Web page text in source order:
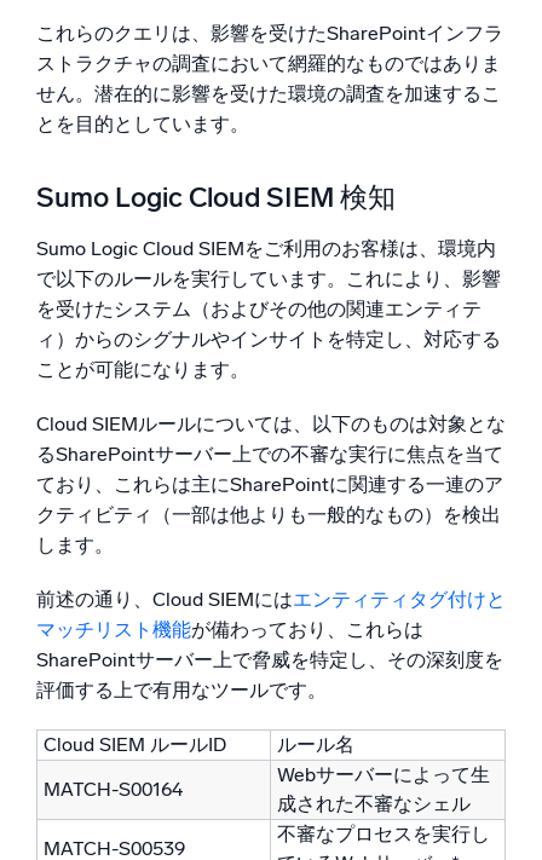
これらのクエリは、影響を受けたSharePointインフラ
ストラクチャの調査において網羅的なものではありま
せん。潜在的に影響を受けた環境の調査を加速するこ
とを目的としています。
Sumo Logic Cloud SIEM 検知
Sumo Logic Cloud SIEMをご利用のお客様は、環境内
で以下のルールを実行しています。これにより、影響
を受けたシステム（およびその他の関連エンティテ
ィ）からのシグナルやインサイトを特定し、対応する
ことが可能になります。
Cloud SIEMルールについては、以下のものは対象とな
るSharePointサーバー上での不審な実行に焦点を当て
ており、これらは主にSharePointに関連する一連のア
クティビティ（一部は他よりも一般的なもの）を検出
します。
前述の通り、Cloud SIEMにはエンティティタグ付けと
マッチリスト機能が備わっており、これらは
SharePointサーバー上で脅威を特定し、その深刻度を
評価する上で有用なツールです。
Cloud SIEM ルールID
ルール名
MATCH-S00164
Webサーバーによって生
成された不審なシェル
MATCH-S00539
不審なプロセスを実行し